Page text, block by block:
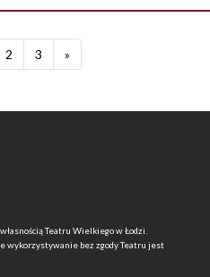
2 3 »
Teatru Wielkiego w Łodzi.
wykorzystywanie bez zgody Teatru jest